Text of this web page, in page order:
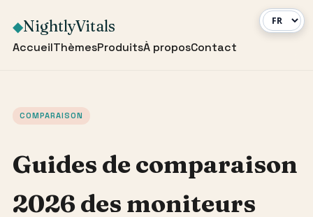
◆NightlyVitals
AccueilThèmesProduitsÀ proposContact
COMPARAISON
Guides de comparaison
2026 des moniteurs